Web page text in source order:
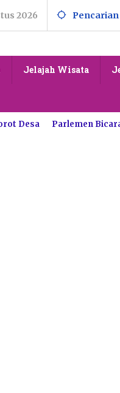
2026 Pencarian
Jelajah Wisata
Desa Parlemen